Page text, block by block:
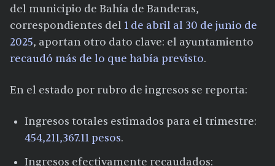
del municipio de Bahía de Banderas,
correspondientes del 1 de abril al 30 de junio de
2025, aportan otro dato clave: el ayuntamiento
recaudó más de lo que había previsto.
En el estado por rubro de ingresos se reporta:
Ingresos totales estimados para el trimestre:
454,211,367.11 pesos.
Ingresos efectivamente recaudados: